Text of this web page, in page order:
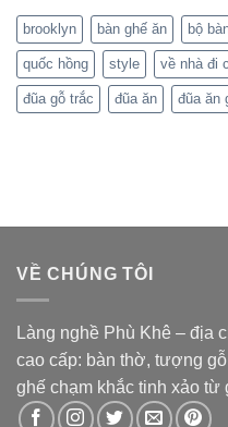
brooklyn bàn ghế ăn bộ
quốc hồng style về nhà đi
đũa gỗ trắc đũa ăn đũa ăn
VỀ CHÚNG TÔI
Làng nghề Phù Khê – địa
cao cấp: bàn thờ, tượng
ghế chạm khắc tinh xảo từ